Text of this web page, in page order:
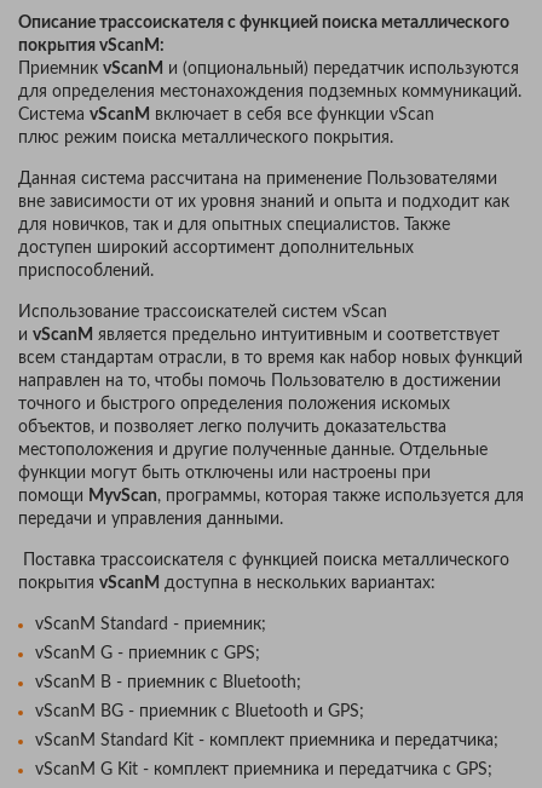
Описание трассоискателя с функцией поиска металлического
покрытия vScanM:
Приемник vScanM и (опциональный) передатчик используются
для определения местонахождения подземных коммуникаций.
Система vScanM включает в себя все функции vScan
плюс режим поиска металлического покрытия.
Данная система рассчитана на применение Пользователями
вне зависимости от их уровня знаний и опыта и подходит как
для новичков, так и для опытных специалистов. Также
доступен широкий ассортимент дополнительных
приспособлений.
Использование трассоискателей систем vScan
и vScanM является предельно интуитивным и соответствует
всем стандартам отрасли, в то время как набор новых функций
направлен на то, чтобы помочь Пользователю в достижении
точного и быстрого определения положения искомых
объектов, и позволяет легко получить доказательства
местоположения и другие полученные данные. Отдельные
функции могут быть отключены или настроены при
помощи MyvScan, программы, которая также используется для
передачи и управления данными.
Поставка трассоискателя с функцией поиска металлического
покрытия vScanM доступна в нескольких вариантах:
vScanM Standard - приемник;
vScanM G - приемник c GPS;
vScanM B - приемник с Bluetooth;
vScanM BG - приемник c Bluetooth и GPS;
vScanM Standard Kit - комплект приемника и передатчика;
vScanM G Kit - комплект приемника и передатчика c GPS;